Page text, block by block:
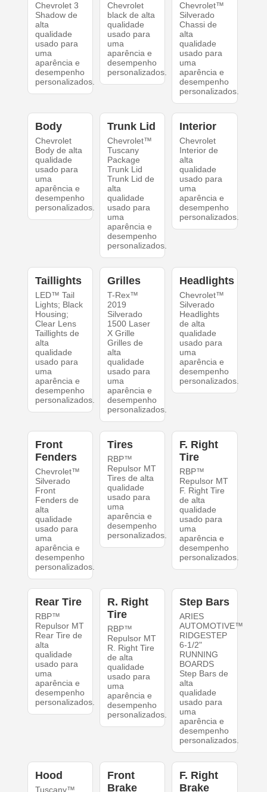
Chevrolet 3
Shadow de
alta
qualidade
usado para
uma
aparência e
desempenho
personalizados.
Chevrolet
black de alta
qualidade
usado para
uma
aparência e
desempenho
personalizados.
Chevrolet™
Silverado
Chassi de
alta
qualidade
usado para
uma
aparência e
desempenho
personalizados.
Body
Chevrolet
Body de alta
qualidade
usado para
uma
aparência e
desempenho
personalizados.
Trunk Lid
Chevrolet™
Tuscany
Package
Trunk Lid
Trunk Lid de
alta
qualidade
usado para
uma
aparência e
desempenho
personalizados.
Interior
Chevrolet
Interior de
alta
qualidade
usado para
uma
aparência e
desempenho
personalizados.
Taillights
LED™ Tail
Lights; Black
Housing;
Clear Lens
Taillights de
alta
qualidade
usado para
uma
aparência e
desempenho
personalizados.
Grilles
T-Rex™
2019
Silverado
1500 Laser
X Grille
Grilles de
alta
qualidade
usado para
uma
aparência e
desempenho
personalizados.
Headlights
Chevrolet™
Silverado
Headlights
de alta
qualidade
usado para
uma
aparência e
desempenho
personalizados.
Front
Fenders
Chevrolet™
Silverado
Front
Fenders de
alta
qualidade
usado para
uma
aparência e
desempenho
personalizados.
Tires
RBP™
Repulsor MT
Tires de alta
qualidade
usado para
uma
aparência e
desempenho
personalizados.
F. Right
Tire
RBP™
Repulsor MT
F. Right Tire
de alta
qualidade
usado para
uma
aparência e
desempenho
personalizados.
Rear Tire
RBP™
Repulsor MT
Rear Tire de
alta
qualidade
usado para
uma
aparência e
desempenho
personalizados.
R. Right
Tire
RBP™
Repulsor MT
R. Right Tire
de alta
qualidade
usado para
uma
aparência e
desempenho
personalizados.
Step Bars
ARIES
AUTOMOTIVE™
RIDGESTEP
6-1/2"
RUNNING
BOARDS
Step Bars de
alta
qualidade
usado para
uma
aparência e
desempenho
personalizados.
Hood
Tuscany™
Front
Brake
F. Right
Brake